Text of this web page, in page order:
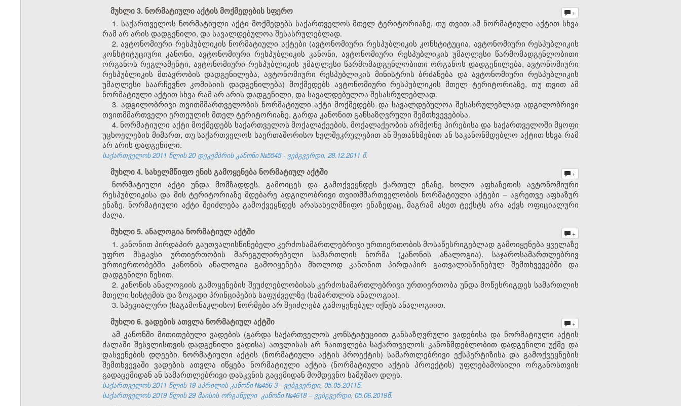
მუხლი 3. ნორმატიული აქტის მოქმედების სფერო
+
1. საქართველოს ნორმატიული აქტი მოქმედებს საქართველოს მთელ ტერიტორიაზე, თუ თვით ამ ნორმატიული აქტით სხვა
რამ არ არის დადგენილი, და სავალდებულოა შესასრულებლად.
2. ავტონომიური რესპუბლიკის ნორმატიული აქტები (ავტონომიური რესპუბლიკის კონსტიტუცია, ავტონომიური რესპუბლიკის
კონსტიტუციური კანონი, ავტონომიური რესპუბლიკის კანონი, ავტონომიური რესპუბლიკის უმაღლესი წარმომადგენლობითი
ორგანოს რეგლამენტი, ავტონომიური რესპუბლიკის უმაღლესი წარმომადგენლობითი ორგანოს დადგენილება, ავტონომიური
რესპუბლიკის მთავრობის დადგენილება, ავტონომიური რესპუბლიკის მინისტრის ბრძანება და ავტონომიური რესპუბლიკის
უმაღლესი საარჩევნო კომისიის დადგენილება) მოქმედებს ავტონომიური რესპუბლიკის მთელ ტერიტორიაზე, თუ თვით ამ
ნორმატიული აქტით სხვა რამ არ არის დადგენილი, და სავალდებულოა შესასრულებლად.
3. ადგილობრივი თვითმმართველობის ნორმატიული აქტი მოქმედებს და სავალდებულოა შესასრულებლად ადგილობრივი
თვითმმართველი ერთეულის მთელ ტერიტორიაზე, გარდა კანონით განსაზღვრული შემთხვევებისა.
4. ნორმატიული აქტი მოქმედებს საქართველოს მოქალაქეების, მოქალაქეობის არმქონე პირებისა და საქართველოში მყოფი
უცხოელების მიმართ, თუ საქართველოს საერთაშორისო ხელშეკრულებით ან შეთანხმებით ან საკანონმდებლო აქტით სხვა რამ
არ არის დადგენილი.
საქართველოს 2011 წლის 20 დეკემბრის კანონი №5545 - ვებგვერდი, 28.12.2011 წ.
მუხლი 4. სახელმწიფო ენის გამოყენება ნორმატიულ აქტში +
ნორმატიული აქტი უნდა მომზადდეს, გამოიცეს და გამოქვეყნდეს ქართულ ენაზე, ხოლო აფხაზეთის ავტონომიური
რესპუბლიკისა და მის ტერიტორიაზე მდებარე ადგილობრივი თვითმმართველობის ნორმატიული აქტები – აგრეთვე აფხაზურ
ენაზე. ნორმატიული აქტი შეიძლება გამოქვეყნდეს არასახელმწიფო ენაზედაც, მაგრამ ასეთ ტექსტს არა აქვს ოფიციალური
ძალა.
მუხლი 5. ანალოგია ნორმატიულ აქტში
+
1. კანონით პირდაპირ გაუთვალისწინებელი კერძოსამართლებრივი ურთიერთობის მოსაწესრიგებლად გამოიყენება ყველაზე
უფრო მსგავსი ურთიერთობის მარეგულირებელი სამართლის ნორმა (კანონის ანალოგია). საჯაროსამართლებრივ
ურთიერთობებში კანონის ანალოგია გამოიყენება მხოლოდ კანონით პირდაპირ გათვალისწინებულ შემთხვევებში და
დადგენილი წესით.
2. კანონის ანალოგიის გამოყენების შეუძლებლობისას კერძოსამართლებრივი ურთიერთობა უნდა მოწესრიგდეს სამართლის
მთელი სისტემის და ზოგადი პრინციპების საფუძველზე (სამართლის ანალოგია).
3. სპეციალური (საგამონაკლისო) ნორმები არ შეიძლება გამოყენებულ იქნეს ანალოგიით.
მუხლი 6. ვადების ათვლა ნორმატიულ აქტში
+
ამ კანონში მითითებული ვადების (გარდა საქართველოს კონსტიტუციით განსაზღვრული ვადებისა და ნორმატიული აქტის
ძალაში შესვლისთვის დადგენილი ვადისა) ათვლისას არ ჩაითვლება საქართველოს კანონმდებლობით დადგენილი უქმე და
დასვენების დღეები. ნორმატიული აქტის (ნორმატიული აქტის პროექტის) სამართლებრივი ექსპერტიზისა და გამოქვეყნების
შემთხვევაში ვადების ათვლა იწყება ნორმატიული აქტის (ნორმატიული აქტის პროექტის)უფლებამოსილი ორგანოსთვის
გადაცემიდან ან სამართლებრივი დასკვნის გაცემიდან მომდევნო სამუშაო დღეს.
საქართველოს 2011 წლის 19 აპრილის კანონი №456 3 - ვებგვერდი, 05.05.2011წ.
საქართველოს 2019 წლის 29 მაისის ორგანული კანონი №4618 – ვებგვერდი, 05.06.2019წ.